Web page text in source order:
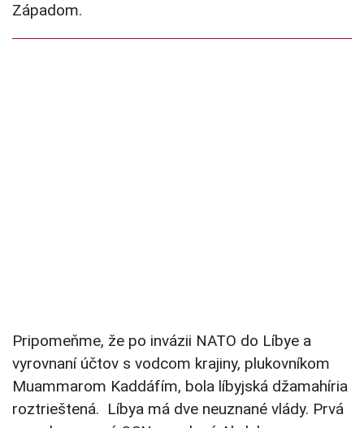
Západom.
Pripomeňme, že po invázii NATO do Líbye a
vyrovnaní účtov s vodcom krajiny, plukovníkom
Muammarom Kaddáfím, bola líbyjská džamahíria
roztrieštená. Líbya má dve neuznané vlády. Prvá